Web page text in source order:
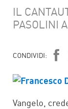
IL
PASOLINI
CONDIVIDI:
Vangelo,